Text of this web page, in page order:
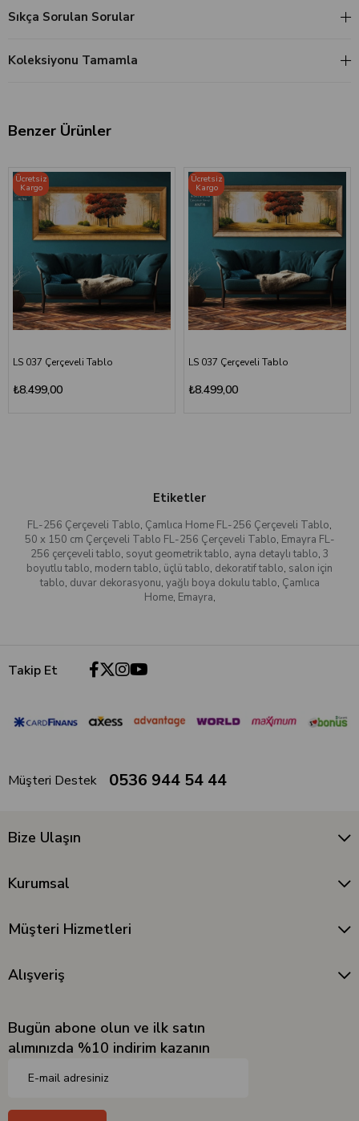
Sıkça Sorulan Sorular
Koleksiyonu Tamamla
Benzer Ürünler
LS 037 Çerçeveli Tablo
₺8.499,00
Ücretsiz
Kargo
LS 037 Çerçeveli Tablo
₺8.499,00
Ücretsiz
Kargo
Etiketler
FL-256 Çerçeveli Tablo, Çamlıca Home FL-256 Çerçeveli Tablo,
50 x 150 cm Çerçeveli Tablo FL-256 Çerçeveli Tablo, Emayra FL-
256 çerçeveli tablo, soyut geometrik tablo, ayna detaylı tablo, 3
boyutlu tablo, modern tablo, üçlü tablo, dekoratif tablo, salon için
tablo, duvar dekorasyonu, yağlı boya dokulu tablo, Çamlıca
Home, Emayra,
Takip Et
Müşteri Destek 0536 944 54 44
Bize Ulaşın
Kurumsal
Müşteri Hizmetleri
Alışveriş
Bugün abone olun ve ilk satın
alımınızda %10 indirim kazanın